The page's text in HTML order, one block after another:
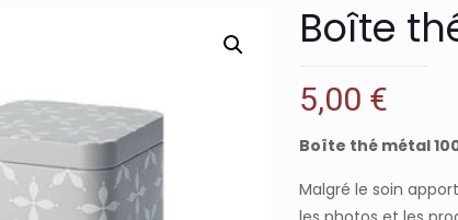
Boîte
5,00 €
Boîte thé métal
Malgré le soin